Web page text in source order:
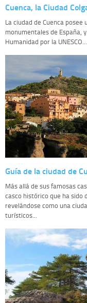
Cuenca, la Ciudad
La ciudad de Cuenca
monumentales de España,
Humanidad por la UNESCO...
Guía de la ciudad de
Más allá de sus famosas
casco histórico que ha sido
revelándose como una
turísticos...